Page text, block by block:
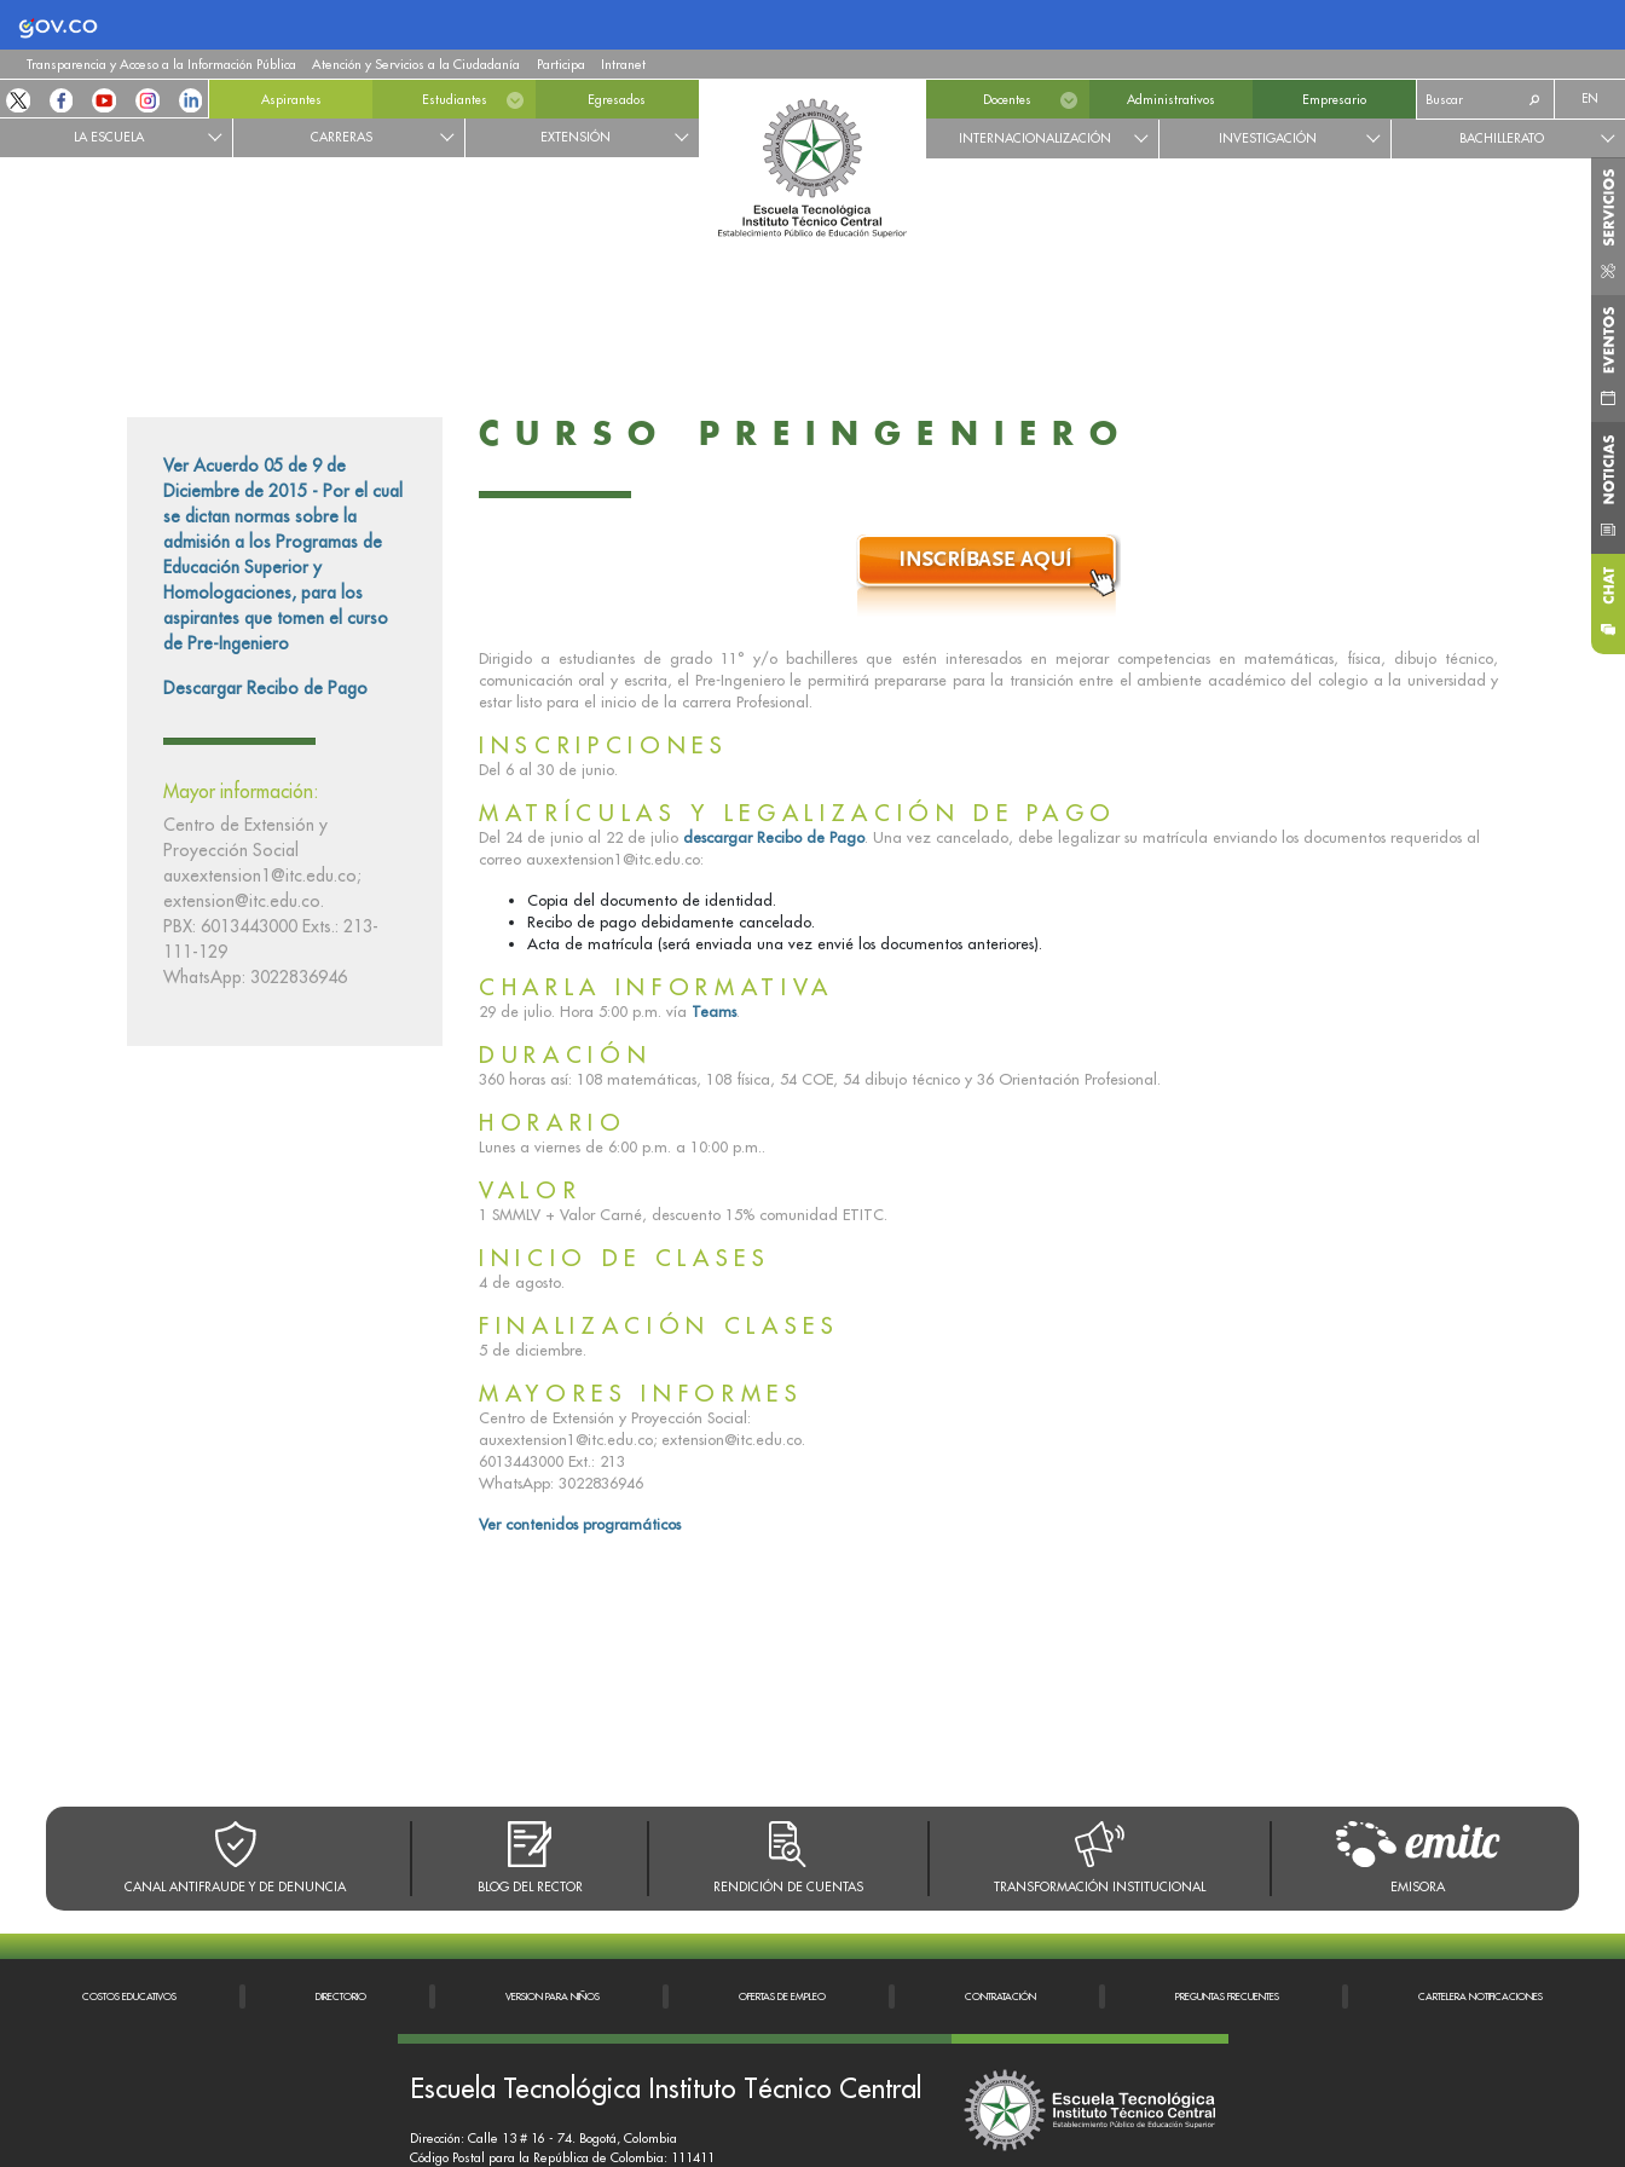
Logo Gobierno de Colombia
Transparencia y Acceso a la Información Pública Atención y Servicios a la Ciudadanía Participa Intranet
Aspirantes Estudiantes Egresados
LA ESCUELA CARRERAS EXTENSIÓN
Docentes Administrativos Empresario EN
INTERNACIONALIZACIÓN INVESTIGACIÓN BACHILLERATO
CANAL ANTIFRAUDE Y DE DENUNCIA BLOG DEL RECTOR RENDICIÓN DE CUENTAS TRANSFORMACIÓN INSTITUCIONAL EMISORA
Ver Acuerdo 05 de 9 de
Diciembre de 2015 - Por el cual
se dictan normas sobre la
admisión a los Programas de
Educación Superior y
Homologaciones, para los
aspirantes que tomen el curso
de Pre-Ingeniero
Descargar Recibo de Pago
Mayor información:
Centro de Extensión y
Proyección Social
auxextension1@itc.edu.co;
extension@itc.edu.co.
PBX: 6013443000 Exts.: 213-
111-129
WhatsApp: 3022836946
CURSO PREINGENIERO
Dirigido a estudiantes de grado 11° y/o bachilleres que estén interesados en mejorar competencias en matemáticas, física, dibujo técnico,
comunicación oral y escrita, el Pre-Ingeniero le permitirá prepararse para la transición entre el ambiente académico del colegio a la universidad y
estar listo para el inicio de la carrera Profesional.
INSCRIPCIONES
Del 6 al 30 de junio.
MATRÍCULAS Y LEGALIZACIÓN DE PAGO
Del 24 de junio al 22 de julio descargar Recibo de Pago. Una vez cancelado, debe legalizar su matrícula enviando los documentos requeridos al
correo auxextension1@itc.edu.co:
Copia del documento de identidad.
Recibo de pago debidamente cancelado.
Acta de matrícula (será enviada una vez envié los documentos anteriores).
CHARLA INFORMATIVA
29 de julio. Hora 5:00 p.m. vía Teams.
DURACIÓN
360 horas así: 108 matemáticas, 108 física, 54 COE, 54 dibujo técnico y 36 Orientación Profesional.
HORARIO
Lunes a viernes de 6:00 p.m. a 10:00 p.m..
VALOR
1 SMMLV + Valor Carné, descuento 15% comunidad ETITC.
INICIO DE CLASES
4 de agosto.
FINALIZACIÓN CLASES
5 de diciembre.
MAYORES INFORMES
Centro de Extensión y Proyección Social:
auxextension1@itc.edu.co; extension@itc.edu.co.
6013443000 Ext.: 213
WhatsApp: 3022836946
Ver contenidos programáticos
COSTOS EDUCATIVOS DIRECTORIO VERSION PARA NIÑOS OFERTAS DE EMPLEO CONTRATACIÓN PREGUNTAS FRECUENTES CARTELERA NOTIFICACIONES
Escuela Tecnológica Instituto Técnico Central
Dirección: Calle 13 # 16 - 74. Bogotá, Colombia
Código Postal para la República de Colombia: 111411